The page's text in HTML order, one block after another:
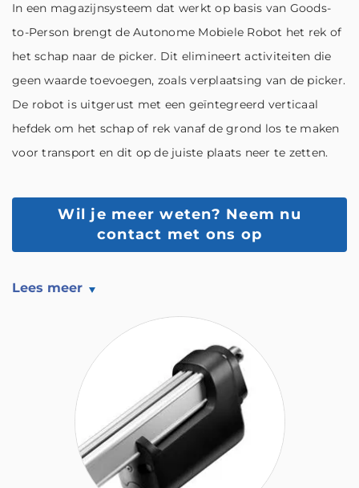
In een magazijnsysteem dat werkt op basis van Goods-
to-Person brengt de Autonome Mobiele Robot het rek of
het schap naar de picker. Dit elimineert activiteiten die
geen waarde toevoegen, zoals verplaatsing van de picker.
De robot is uitgerust met een geïntegreerd verticaal
hefdek om het schap of rek vanaf de grond los te maken
voor transport en dit op de juiste plaats neer te zetten.
Wil je meer weten? Neem nu
contact met ons op
Lees meer